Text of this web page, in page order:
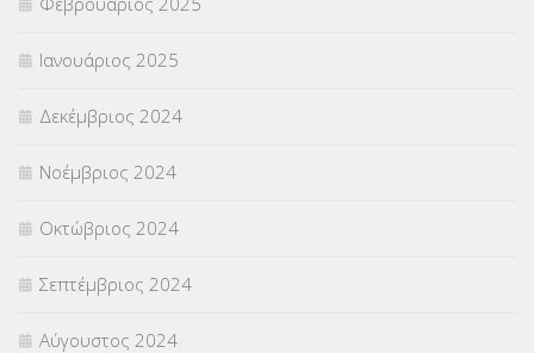
Ιανουάριος 2025
Δεκέμβριος 2024
Νοέμβριος 2024
Οκτώβριος 2024
Σεπτέμβριος 2024
Αύγουστος 2024